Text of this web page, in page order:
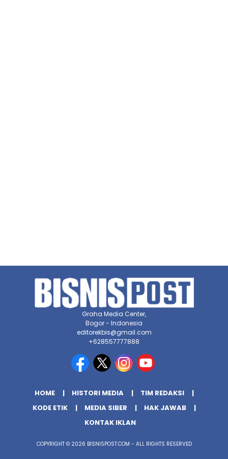
Graha Media Center,
Bogor - Indonesia
editorekbis@gmail.com
+628557777888
HOME HISTORI MEDIA
TIM REDAKSI
KODE ETIK
MEDIA SIBER
HAK JAWAB
KONTAK IKLAN
COPYRIGHT © 2026 BISNISPOST.COM - ALL RIGHTS RESERVED